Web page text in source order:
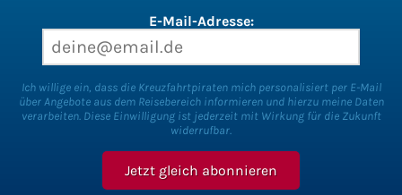
E-Mail-Adresse:
Ich willige ein, dass die Kreuzfahrtpiraten mich personalisiert per E-Mail
über Angebote aus dem Reisebereich informieren und hierzu meine Daten
verarbeiten. Diese Einwilligung ist jederzeit mit Wirkung für die Zukunft
widerrufbar.